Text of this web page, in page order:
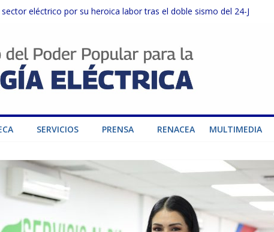
eléctrico por su heroica labor tras el doble sismo del 24-J
con el sector privado para fortalecer el SEN ante el «Súper Niño»
en instalaciones del SEN en Carabobo
para fortalecer el SEN ante el fenómeno de El Niño
de su capacidad de generación para fortalecer el SEN
SERVICIOS PRENSA RENACEA MULTIMEDIA